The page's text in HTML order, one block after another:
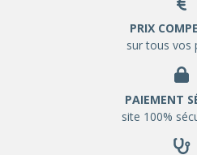
PRIX
sur tous vos
PAIEMENT
site 100%